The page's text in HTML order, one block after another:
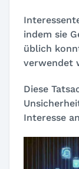
indem sie
üblich
verwendet
Diese
Interesse